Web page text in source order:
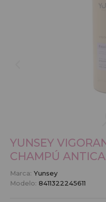
YUNSEY
CHAMPÚ
Marca: Yunsey
Modelo: 8411322245611